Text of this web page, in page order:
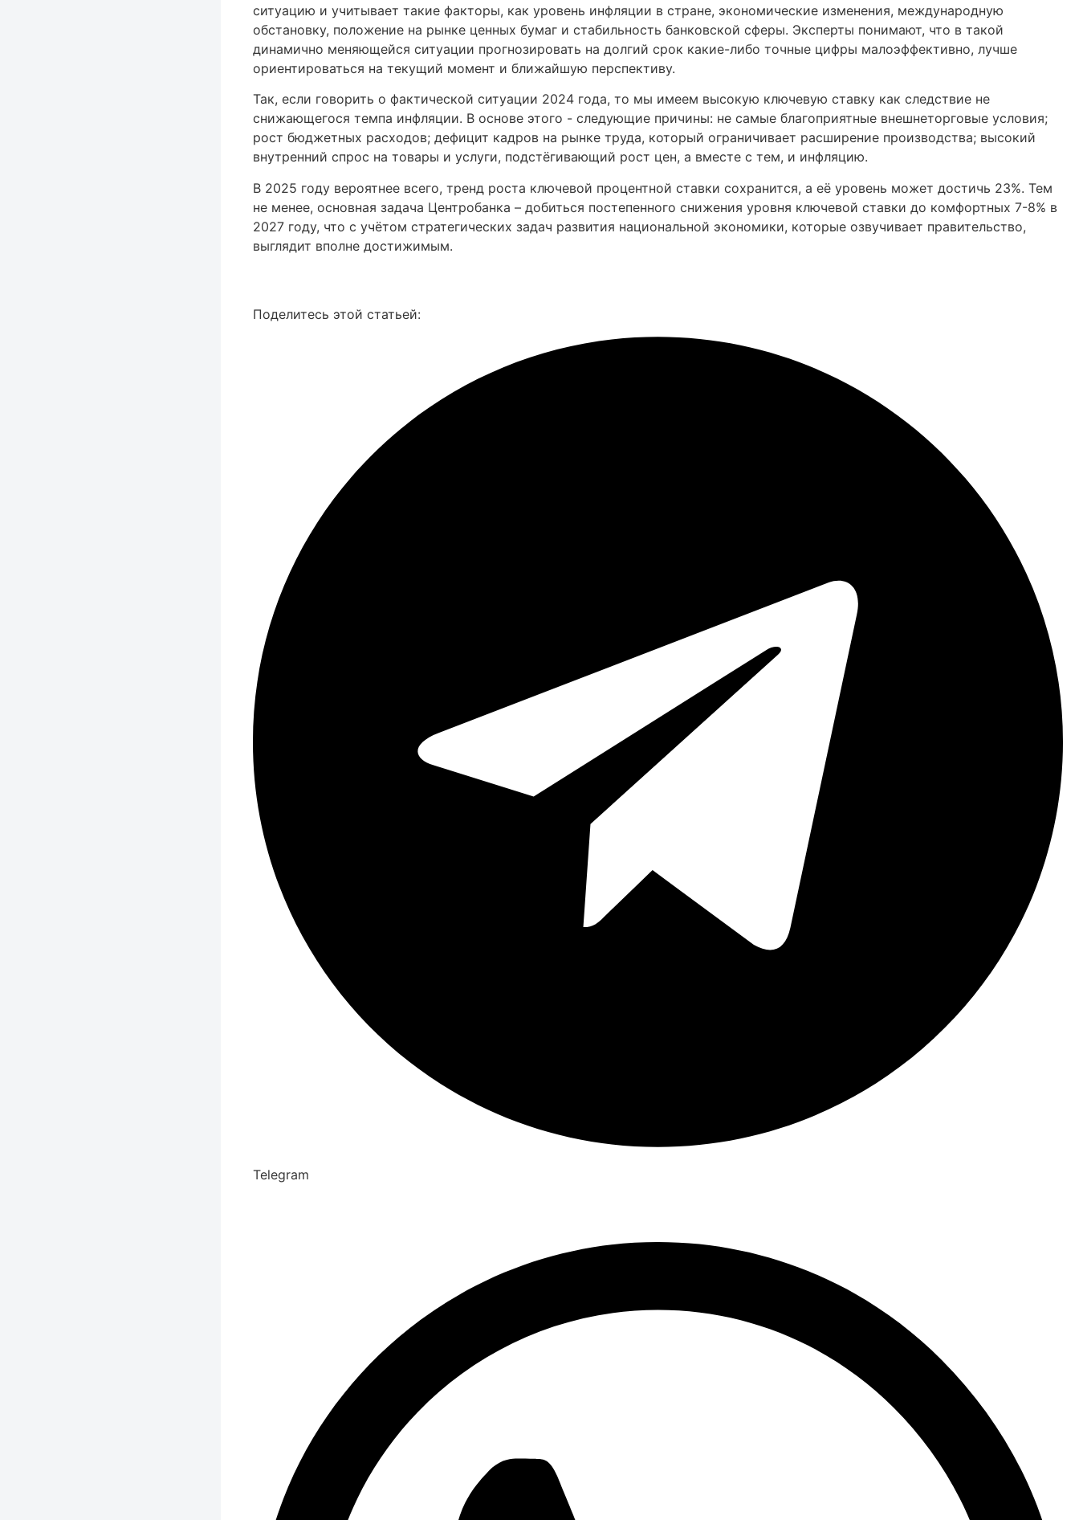
ситуацию и учитывает такие факторы, как уровень инфляции в стране, экономические изменения, международную
обстановку, положение на рынке ценных бумаг и стабильность банковской сферы. Эксперты понимают, что в такой
динамично меняющейся ситуации прогнозировать на долгий срок какие-либо точные цифры малоэффективно, лучше
ориентироваться на текущий момент и ближайшую перспективу.
Так, если говорить о фактической ситуации 2024 года, то мы имеем высокую ключевую ставку как следствие не
снижающегося темпа инфляции. В основе этого - следующие причины: не самые благоприятные внешнеторговые условия;
рост бюджетных расходов; дефицит кадров на рынке труда, который ограничивает расширение производства; высокий
внутренний спрос на товары и услуги, подстёгивающий рост цен, а вместе с тем, и инфляцию.
В 2025 году вероятнее всего, тренд роста ключевой процентной ставки сохранится, а её уровень может достичь 23%. Тем
не менее, основная задача Центробанка – добиться постепенного снижения уровня ключевой ставки до комфортных 7-8% в
2027 году, что с учётом стратегических задач развития национальной экономики, которые озвучивает правительство,
выглядит вполне достижимым.
Поделитесь этой статьей:
Telegram